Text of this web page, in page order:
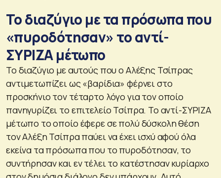
Το διαζύγιο με τα πρόσωπα που
«πυροδότησαν» το αντί-
ΣΥΡΙΖΑ μέτωπο
Το διαζύγιο με αυτούς που ο Αλέξης Τσίπρας
αντιμετωπίζει ως «βαρίδια» φέρνει στο
προσκήνιο τον τέταρτο λόγο για τον οποίο
πανηγυρίζει το επιτελείο Τσίπρα. Το αντί-ΣΥΡΙΖΑ
μέτωπο το οποίο έφερε σε πολύ δύσκολη θέση
τον Αλέξη Τσίπρα παύει να έχει ισχύ αφού όλα
εκείνα τα πρόσωπα που το πυροδότησαν, το
συντήρησαν και εν τέλει το κατέστησαν κυρίαρχο